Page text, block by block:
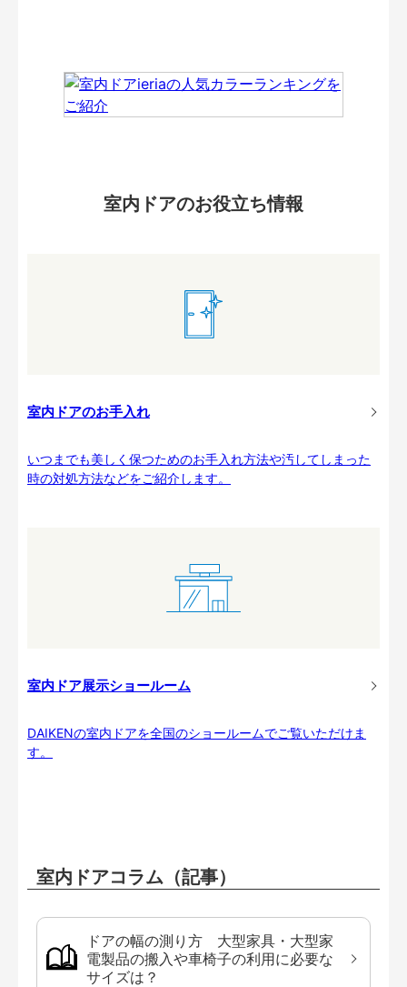
室内ドアのお役立ち情報
室内ドアのお手入れ
いつまでも美しく保つためのお手入れ方法や汚してしまった
時の対処方法などをご紹介します。
室内ドア展示ショールーム
DAIKENの室内ドアを全国のショールームでご覧いただけま
す。
室内ドアコラム（記事）
ドアの幅の測り方 大型家具・大型家
電製品の搬入や車椅子の利用に必要な
サイズは？